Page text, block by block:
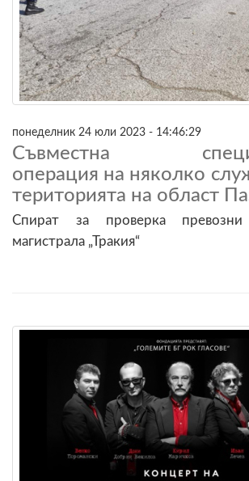
понеделник 24 юли 2023 - 14:46:29
Съвместна
операция на няколко
територията на област
Спират за проверка
магистрала „Тракия“